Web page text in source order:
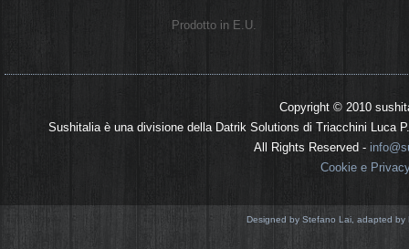
Prodotto in E.U.
Copyright © 2010
Sushitalia è una divisione della Datrik Solutions di Triacchini Luca
All Rights Reserved -
Cookie e
Designed by Stefano Lai, adapted by